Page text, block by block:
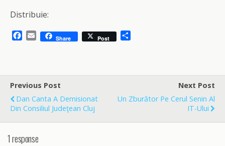
Distribuie:
b
o
o
k
E
m
l
Share Post
e
Previous Post
Dan Canta A Demisionat
Din Consiliul Judeţean Cluj
Next Post
Un Zburător Pe Cerul Senin Al
IT-Ului
1 response